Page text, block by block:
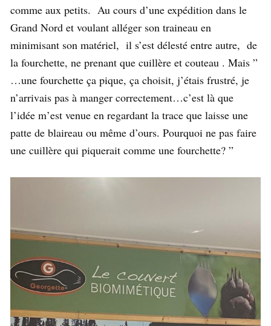
comme aux petits. Au cours d’une expédition dans le
Grand Nord et voulant alléger son traineau en
minimisant son matériel, il s’est délesté entre autre, de
la fourchette, ne prenant que cuillère et couteau . Mais ”
…une fourchette ça pique, ça choisit, j’étais frustré, je
n’arrivais pas à manger correctement…c’est là que
l’idée m’est venue en regardant la trace que laisse une
patte de blaireau ou même d’ours. Pourquoi ne pas faire
une cuillère qui piquerait comme une fourchette? ”